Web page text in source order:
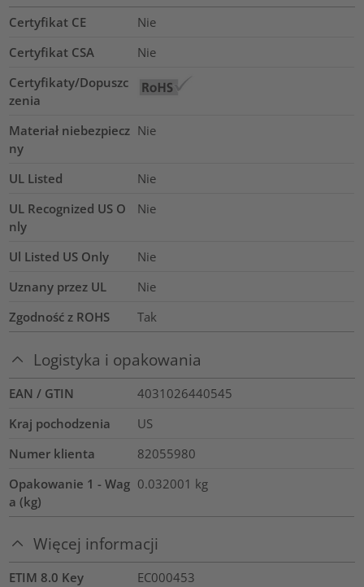
Certyfikat CE
Nie
Certyfikat CSA
Nie
Certyfikaty/Dopuszc
zenia
Materiał niebezpiecz
ny
Nie
UL Listed
Nie
UL Recognized US O
nly
Nie
Ul Listed US Only
Nie
Uznany przez UL
Nie
Zgodność z ROHS
Tak
Logistyka i opakowania
EAN / GTIN
4031026440545
Kraj pochodzenia
US
Numer klienta
82055980
Opakowanie 1 - Wag
a (kg)
0.032001 kg
Więcej informacji
ETIM 8.0 Key
EC000453